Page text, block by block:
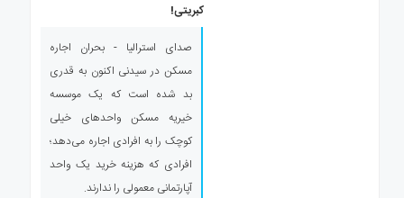
کبریتی!
صدای استرالیا - بحران اجاره
مسکن در سیدنی اکنون به قدری
بد شده است که یک موسسه
خیریه مسکن واحدهای خیلی
کوچک را به افرادی اجاره می‌دهد؛
افرادی که هزینه خرید یک واحد
آپارتمانی معمولی را ندارند.